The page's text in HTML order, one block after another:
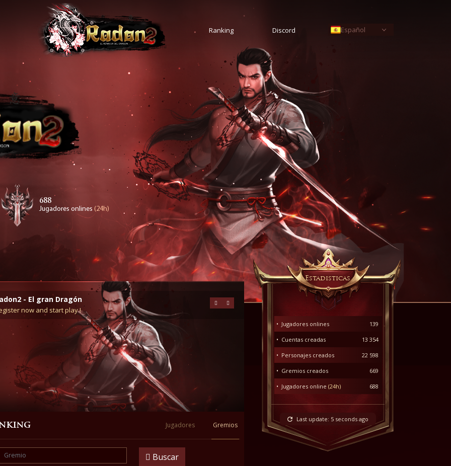
Ranking Discord Español
688
Jugadores onlines (24h)
- El gran Dragón
now and start play !
Radon2 - El gran Dragón
Register now and start play !
Jugadores Gremios
Buscar
Estadisticas
• Jugadores onlines 139
• Cuentas creadas 13 354
• Personajes creados 22 598
• Gremios creados 669
• Jugadores online (24h) 688
Last update: 5 seconds ago